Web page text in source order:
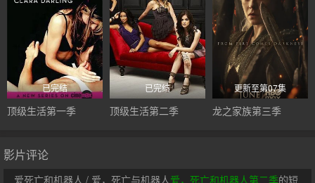
已完结
顶级生活第一季
已完结
顶级生活第二季
更新至第07集
龙之家族第三季
影片评论
爱死亡和机器人 / 爱，死亡与机器人爱，死亡和机器人第二季的短